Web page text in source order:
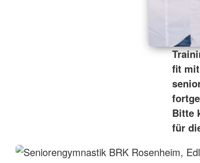
fit
Bitte
für